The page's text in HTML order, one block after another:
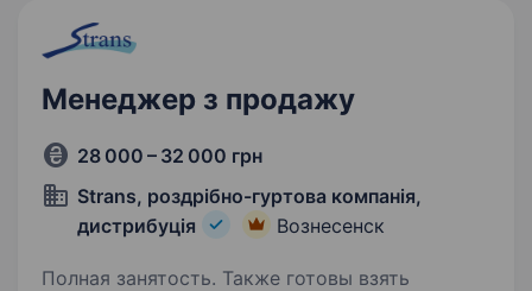
Менеджер з продажу
28 000 – 32 000 грн
Strans, роздрібно-гуртова компанія,
дистрибуція
Вознесенск
Полная занятость. Также готовы взять